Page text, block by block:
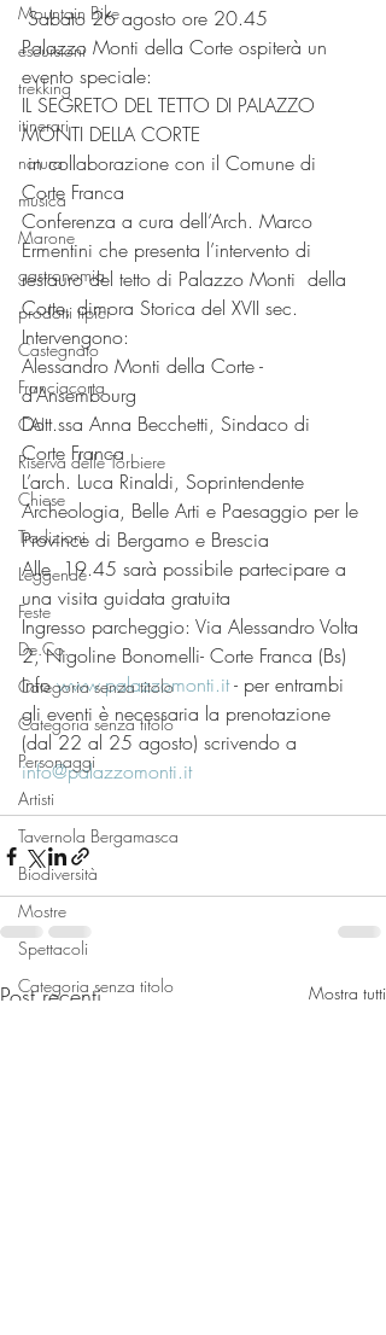
Mountain Bike
escursioni
trekking
itinerari
natura
musica
Marone
gastronomia
prodotti tipici
Castegnato
Franciacorta
CAI
Riserva delle Torbiere
Chiese
Tradizioni
Leggende
Feste
De.Co.
Categoria senza titolo
Categoria senza titolo
Personaggi
Artisti
Tavernola Bergamasca
Biodiversità
Mostre
Spettacoli
Categoria senza titolo
Sabato 26 agosto ore 20.45
Palazzo Monti della Corte ospiterà un
evento speciale:
IL SEGRETO DEL TETTO DI PALAZZO
MONTI DELLA CORTE
in collaborazione con il Comune di
Corte Franca
Conferenza a cura dell’Arch. Marco
Ermentini che presenta l’intervento di
restauro del tetto di Palazzo Monti  della
Corte, dimora Storica del XVII sec.
Intervengono:
Alessandro Monti della Corte -
d’Ansembourg
Dott.ssa Anna Becchetti, Sindaco di
Corte Franca
L’arch. Luca Rinaldi, Soprintendente
Archeologia, Belle Arti e Paesaggio per le
Province di Bergamo e Brescia
Alle  19.45 sarà possibile partecipare a
una visita guidata gratuita
Ingresso parcheggio: Via Alessandro Volta
2, Nigoline Bonomelli- Corte Franca (Bs)
Info www.palazzomonti.it - per entrambi
gli eventi è necessaria la prenotazione
(dal 22 al 25 agosto) scrivendo a
info@palazzomonti.it
Post recenti Mostra tutti